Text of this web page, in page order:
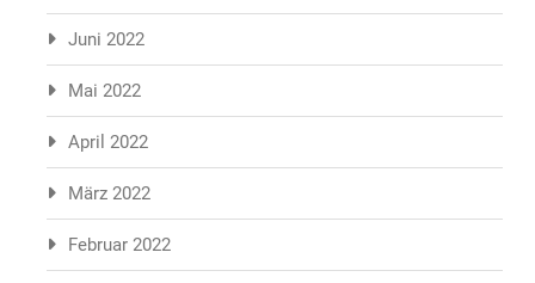
Juni 2022
Mai 2022
April 2022
März 2022
Februar 2022